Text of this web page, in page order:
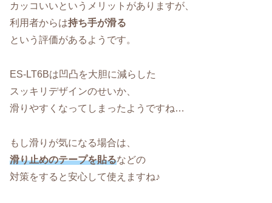
カッコいいというメリットがありますが、
利用者からは持ち手が滑る
という評価があるようです。
ES-LT6Bは凹凸を大胆に減らした
スッキリデザインのせいか、
滑りやすくなってしまったようですね…
もし滑りが気になる場合は、
滑り止めのテープを貼るなどの
対策をすると安心して使えますね♪